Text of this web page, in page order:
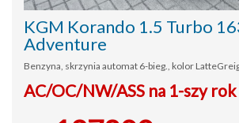
KGM Korando 1.5 Turbo
Adventure
Benzyna, skrzynia automat 6-bieg., kolor
AC/OC/NW/ASS na 1-szy rok